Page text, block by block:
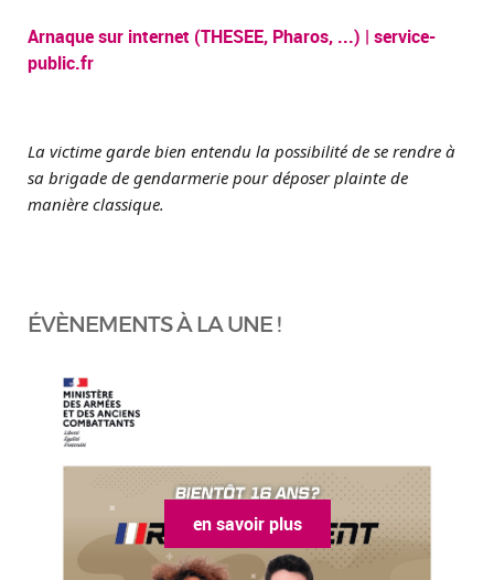
Arnaque sur internet (THESEE, Pharos, ...) | service-
public.fr
La victime garde bien entendu la possibilité de se rendre à
sa brigade de gendarmerie pour déposer plainte de
manière classique.
ÉVÈNEMENTS À LA UNE !
en savoir plus